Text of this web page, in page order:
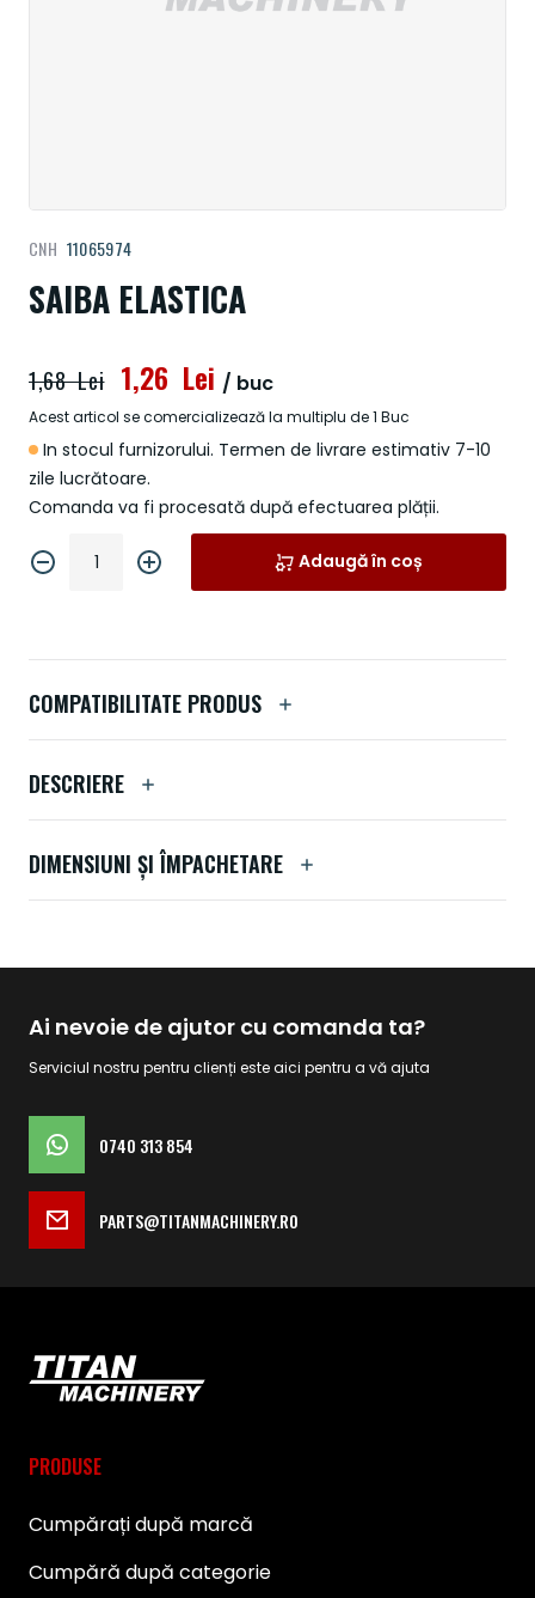
SAIBA ELASTICA
CNH 11065974
In stocul furnizorului. Termen de livrare estimativ 7-10
zile lucrătoare.
Comanda va fi procesată după efectuarea plății.
1,26 Lei
1,68 Lei / buc
Acest articol se comercializează la multiplu de 1 Buc
Adaugă în coș
la
începutul
galeriei
imagini
COMPATIBILITATE PRODUS
DESCRIERE
DIMENSIUNI ȘI ÎMPACHETARE
Ai nevoie de ajutor cu comanda ta?
Serviciul nostru pentru clienți este aici pentru a vă ajuta
0740 313 854
PARTS@TITANMACHINERY.RO
PRODUSE
Cumpărați după marcă
Cumpără după categorie